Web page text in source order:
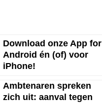
Download onze App for
Android én (of) voor
iPhone!
Ambtenaren spreken
zich uit: aanval tegen